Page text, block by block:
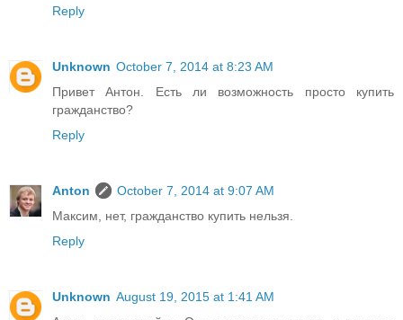
Reply
Unknown October 7, 2014 at 8:23 AM
Привет Антон. Есть ли возможность просто купить
гражданство?
Reply
Anton
October 7, 2014 at 9:07 AM
Максим, нет, гражданство купить нельзя.
Reply
Unknown August 19, 2015 at 1:41 AM